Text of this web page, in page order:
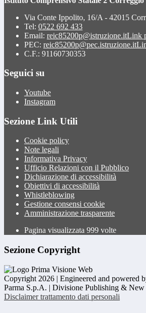
Via Conte Ippolito, 16/A - 42015
Tel: 0522 692 433
Email: reic85200p@istruzione.itLink
PEC: reic85200p@pec.istruzione.it
C.F.: 91160730353
Seguici su
Youtube
Instagram
Sezione Link Utili
Cookie policy
Note legali
Informativa Privacy
Ufficio Relazioni con il Pubblico
Dichiarazione di accessibilità
Obiettivi di accessibilità
Whistleblowing
Gestione consensi cookie
Amministrazione trasparente
Pagina visualizzata 999 volte
Sezione Copyright
Copyright 2026 | Engineered and powered
Parma S.p.A. | Divisione Publishing & New
Disclaimer trattamento dati personali